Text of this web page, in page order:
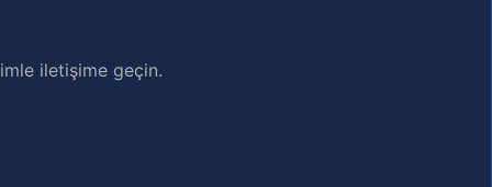
iletişime geçin.